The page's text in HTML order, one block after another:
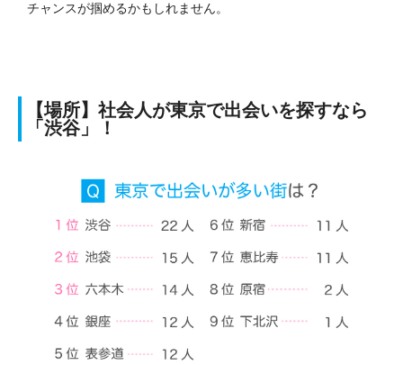
チャンスが掴めるかもしれません。
【場所】社会人が東京で出会いを探すなら
「渋谷」！